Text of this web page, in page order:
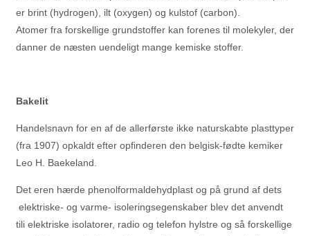
er brint (hydrogen), ilt (oxygen) og kulstof (carbon).
Atomer fra forskellige grundstoffer kan forenes til molekyler, der
danner de næsten uendeligt mange kemiske stoffer.
Bakelit
Handelsnavn for en af de allerførste ikke naturskabte plasttyper
(fra 1907) opkaldt efter opfinderen den belgisk-fødte kemiker
Leo H. Baekeland.
Det eren hærde phenolformaldehydplast og på grund af dets
elektriske- og varme- isoleringsegenskaber blev det anvendt
tili elektriske isolatorer, radio og telefon hylstre og så forskellige